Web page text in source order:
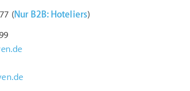
(Nur B2B: Hoteliers)